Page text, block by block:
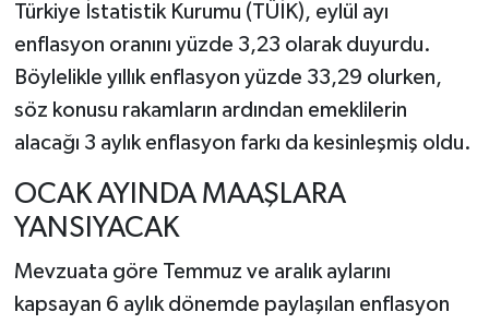
Türkiye İstatistik Kurumu (TÜİK), eylül ayı
enflasyon oranını yüzde 3,23 olarak duyurdu.
Böylelikle yıllık enflasyon yüzde 33,29 olurken,
söz konusu rakamların ardından emeklilerin
alacağı 3 aylık enflasyon farkı da kesinleşmiş oldu.
OCAK AYINDA MAAŞLARA
YANSIYACAK
Mevzuata göre Temmuz ve aralık aylarını
kapsayan 6 aylık dönemde paylaşılan enflasyon